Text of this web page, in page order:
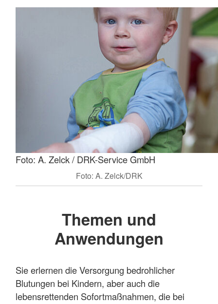
Foto: A. Zelck / DRK-Service GmbH
Foto: A. Zelck/DRK
Themen und
Anwendungen
Sie erlernen die Versorgung bedrohlicher
Blutungen bei Kindern, aber auch die
lebensrettenden Sofortmaßnahmen, die bei